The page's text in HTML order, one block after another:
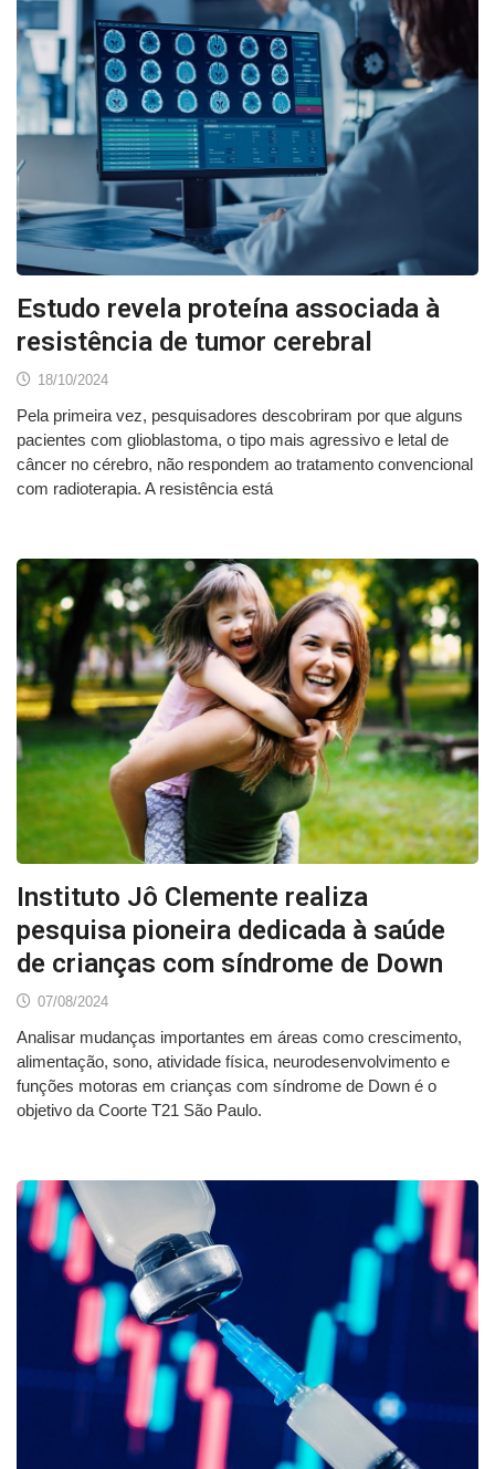
Estudo revela proteína associada à
resistência de tumor cerebral
18/10/2024
Pela primeira vez, pesquisadores descobriram por que alguns
pacientes com glioblastoma, o tipo mais agressivo e letal de
câncer no cérebro, não respondem ao tratamento convencional
com radioterapia. A resistência está
Instituto Jô Clemente realiza
pesquisa pioneira dedicada à saúde
de crianças com síndrome de Down
07/08/2024
Analisar mudanças importantes em áreas como crescimento,
alimentação, sono, atividade física, neurodesenvolvimento e
funções motoras em crianças com síndrome de Down é o
objetivo da Coorte T21 São Paulo.